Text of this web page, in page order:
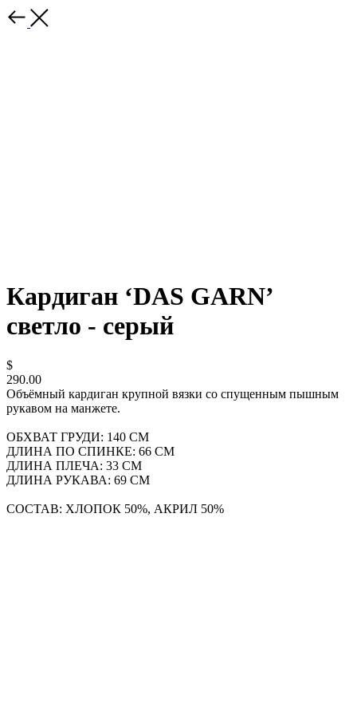
Кардиган ‘DAS GARN’
светло - серый
$
290.00
Объёмный кардиган крупной вязки со спущенным пышным
рукавом на манжете.
ОБХВАТ ГРУДИ: 140 СМ
ДЛИНА ПО СПИНКЕ: 66 СМ
ДЛИНА ПЛЕЧА: 33 СМ
ДЛИНА РУКАВА: 69 СМ
СОСТАВ: ХЛОПОК 50%, АКРИЛ 50%